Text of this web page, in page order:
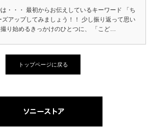
・・・ 最初からお伝えしているキーワード 「ち
ズアップしてみましょう！！ 少し振り返って思い
り始めるきっかけのひとつに、 「こど…
トップページに戻る